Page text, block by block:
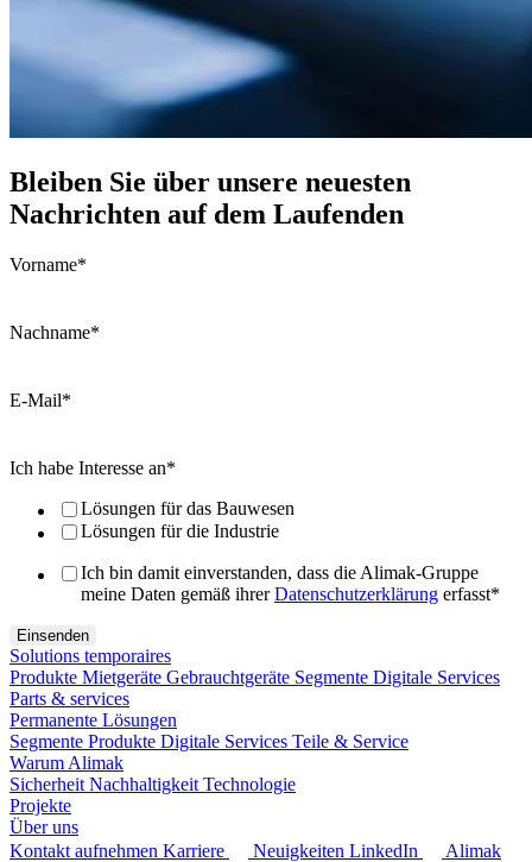
Bleiben Sie über unsere neuesten
Nachrichten auf dem Laufenden
Vorname*
Nachname*
E-Mail*
Ich habe Interesse an*
Lösungen für das Bauwesen
Lösungen für die Industrie
Ich bin damit einverstanden, dass die Alimak-Gruppe
meine Daten gemäß ihrerDatenschutzerklärung erfasst*
Solutions temporaires
Produkte Mietgeräte Gebrauchtgeräte Segmente Digitale Services
Parts & services
Permanente Lösungen
Segmente Produkte Digitale Services Teile & Service
Warum Alimak
Sicherheit Nachhaltigkeit Technologie
Projekte
Über uns
Kontakt aufnehmen Karriere Neuigkeiten LinkedIn
Alimak